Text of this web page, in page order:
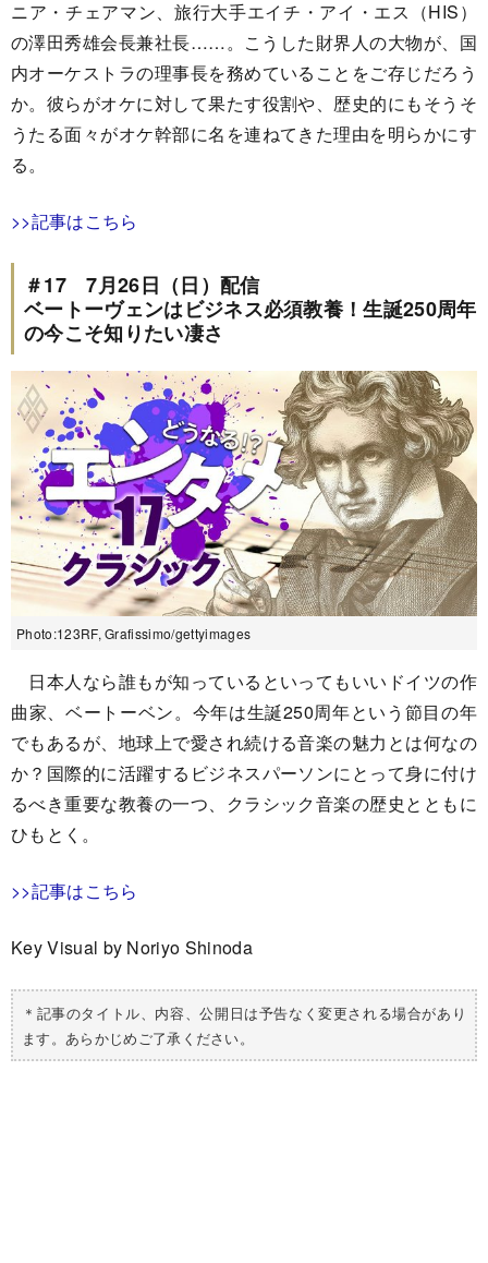
ニア・チェアマン、旅行大手エイチ・アイ・エス（HIS）
の澤田秀雄会長兼社長……。こうした財界人の大物が、国
内オーケストラの理事長を務めていることをご存じだろう
か。彼らがオケに対して果たす役割や、歴史的にもそうそ
うたる面々がオケ幹部に名を連ねてきた理由を明らかにす
る。
>>記事はこちら
＃17 7月26日（日）配信
ベートーヴェンはビジネス必須教養！生誕250周年
の今こそ知りたい凄さ
Photo:123RF, Grafissimo/gettyimages
日本人なら誰もが知っているといってもいいドイツの作
曲家、ベートーベン。今年は生誕250周年という節目の年
でもあるが、地球上で愛され続ける音楽の魅力とは何なの
か？国際的に活躍するビジネスパーソンにとって身に付け
るべき重要な教養の一つ、クラシック音楽の歴史とともに
ひもとく。
>>記事はこちら
Key Visual by Noriyo Shinoda
＊記事のタイトル、内容、公開日は予告なく変更される場合があり
ます。あらかじめご了承ください。